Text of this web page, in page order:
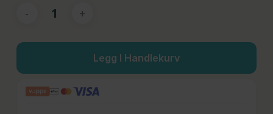
Legg I Handlekurv